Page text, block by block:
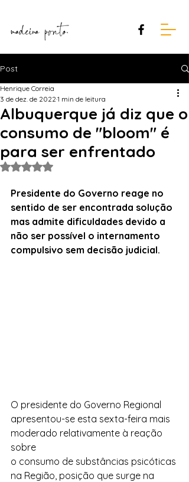
Post
Albuquerque já diz que o
consumo de "bloom" é
para ser enfrentado
Henrique Correia
3 de dez. de 2022 1 min de leitura
Avaliado com NaN de 5 estrelas.
Presidente do Governo reage no
sentido de ser encontrada solução
mas admite dificuldades devido a
não ser possível o internamento
compulsivo sem decisão judicial.
O presidente do Governo Regional
apresentou-se esta sexta-feira mais
moderado relativamente à reação
sobre
o consumo de substâncias psicóticas
na Região, posição que surge na